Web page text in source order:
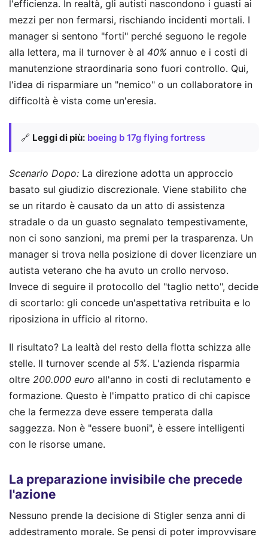
l'efficienza. In realtà, gli autisti nascondono i guasti ai
mezzi per non fermarsi, rischiando incidenti mortali. I
manager si sentono "forti" perché seguono le regole
alla lettera, ma il turnover è al 40% annuo e i costi di
manutenzione straordinaria sono fuori controllo. Qui,
l'idea di risparmiare un "nemico" o un collaboratore in
difficoltà è vista come un'eresia.
🔗 Leggi di più: boeing b 17g flying fortress
Scenario Dopo: La direzione adotta un approccio
basato sul giudizio discrezionale. Viene stabilito che
se un ritardo è causato da un atto di assistenza
stradale o da un guasto segnalato tempestivamente,
non ci sono sanzioni, ma premi per la trasparenza. Un
manager si trova nella posizione di dover licenziare un
autista veterano che ha avuto un crollo nervoso.
Invece di seguire il protocollo del "taglio netto", decide
di scortarlo: gli concede un'aspettativa retribuita e lo
riposiziona in ufficio al ritorno.
Il risultato? La lealtà del resto della flotta schizza alle
stelle. Il turnover scende al 5%. L'azienda risparmia
oltre 200.000 euro all'anno in costi di reclutamento e
formazione. Questo è l'impatto pratico di chi capisce
che la fermezza deve essere temperata dalla
saggezza. Non è "essere buoni", è essere intelligenti
con le risorse umane.
La preparazione invisibile che precede
l'azione
Nessuno prende la decisione di Stigler senza anni di
addestramento morale. Se pensi di poter improvvisare